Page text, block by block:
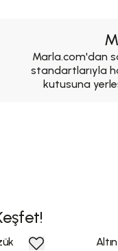
Marla.com'dan
standartlarıyla
kutusuna